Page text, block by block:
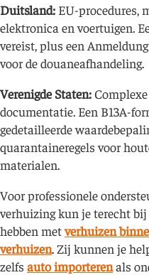
Duitsland: EU-procedures,
elektronica en voertuigen.
vereist, plus een
voor de douaneafhandeling.
Verenigde Staten:
documentatie. Een B13A-
gedetailleerde
quarantaineregels voor
materialen.
Voor professionele
verhuizing kun je terecht
hebben metverhuizen
verhuizen. Zij kunnen je
zelfs auto importerenals